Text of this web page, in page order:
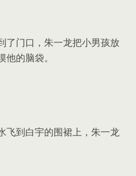
了门口，朱一龙把小男孩放
的脑袋。
飞到白宇的围裙上，朱一龙